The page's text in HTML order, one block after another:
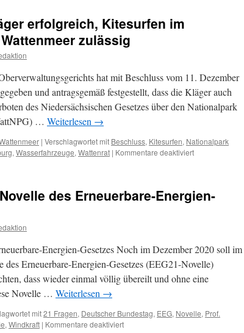
gemeinsam
gegen
Vogelschutz
erfolgreich, Kitesurfen im
zulässig
hat mit Beschluss vom 11. Dezember
und antragsgemäß festgestellt, dass die Kläger auch
des Niedersächsischen Gesetzes über den Nationalpark
… Weiterlesen →
| Verschlagwortet mit Beschluss, Kitesurfen, Nationalpark
, Wasserfahrzeuge, Wattenrat | Kommentare deaktiviertfür
Kläger
Nationalpark
Wattenmeer
zulässig
des Erneuerbare-Energien-
Energien-Gesetzes Noch im Dezember 2020 soll im
Erneuerbare-Energien-Gesetzes (EEG21-Novelle)
dass wieder einmal völlig übereilt und ohne eine
Novelle … Weiterlesen →
mit21 Fragen, Deutscher Bundestag, EEG, Novelle, Prof.
, Windkraft | Kommentare deaktiviertfür